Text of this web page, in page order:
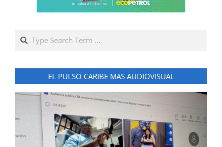
Search
EL PULSO CARIBE MAS AUDIOVISUAL